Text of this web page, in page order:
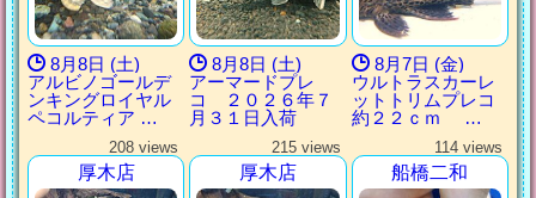
8月8日 (土)
アルビノゴールデ
ンキングロイヤル
ペコルティア …
8月8日 (土)
アーマードプレ
コ ２０２６年７
月３１日入荷
8月7日 (金)
ウルトラスカーレ
ットトリムプレコ
約２２ｃｍ …
208 views
厚木店
215 views
厚木店
114 views
船橋二和